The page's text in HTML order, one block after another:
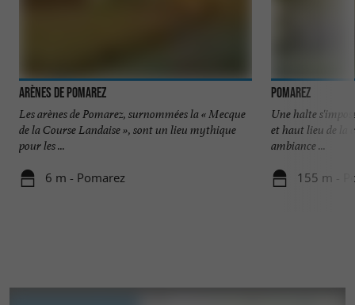
Arènes de Pomarez
Les arènes de Pomarez, surnommées la « Mecque
de la Course Landaise », sont un lieu mythique
pour les ...
6 m - Pomarez
Pomarez
Une halte
et haut lieu de la
ambiance ...
155 m -